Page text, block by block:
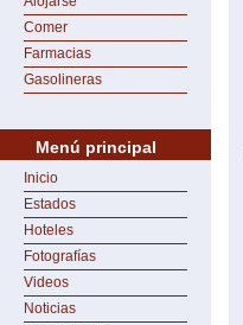
Comer
Farmacias
Gasolineras
Menú principal
Inicio
Estados
Hoteles
Fotografías
Videos
Noticias